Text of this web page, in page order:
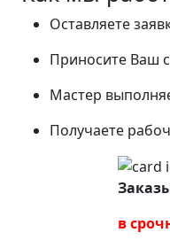
Оставляете
Приносите Ваш
Мастер
Получаете
в